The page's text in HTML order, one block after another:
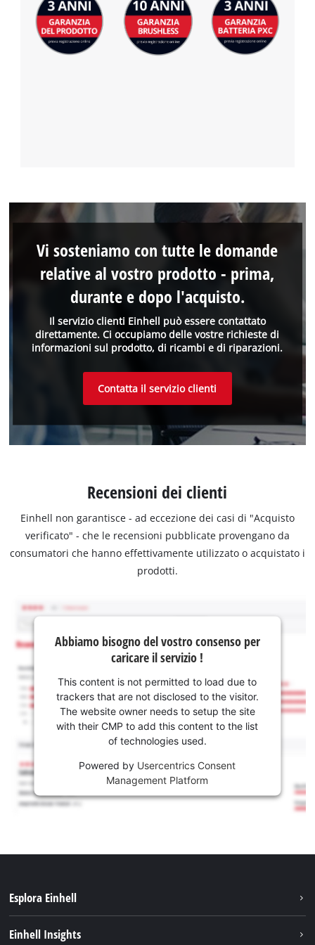
Il servizio clienti Einhell può essere contattato
direttamente. Ci occupiamo delle vostre richieste di
informazioni sul prodotto, di ricambi e di riparazioni.
Vi sosteniamo con tutte le domande
relative al vostro prodotto - prima,
durante e dopo l'acquisto.
Contatta il servizio clienti
Recensioni dei clienti
Einhell non garantisce - ad eccezione dei casi di "Acquisto
verificato" - che le recensioni pubblicate provengano da
consumatori che hanno effettivamente utilizzato o acquistato i
prodotti.
Abbiamo bisogno del vostro consenso per
caricare il servizio !
This content is not permitted to load due to
trackers that are not disclosed to the visitor.
The website owner needs to setup the site
with their CMP to add this content to the list
of technologies used.
Powered by Usercentrics Consent
Management Platform
Esplora Einhell
Einhell Insights